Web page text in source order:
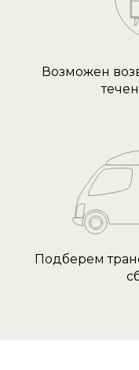
Возможен
Подберем